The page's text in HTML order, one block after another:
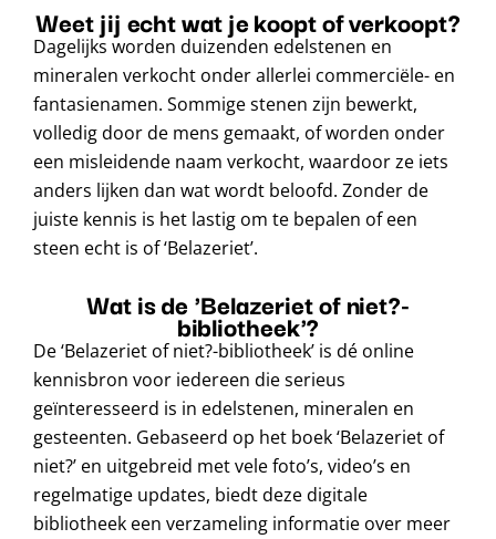
Weet jij echt wat je koopt of verkoopt?
Dagelijks worden duizenden edelstenen en
mineralen verkocht onder allerlei commerciële- en
fantasienamen. Sommige stenen zijn bewerkt,
volledig door de mens gemaakt, of worden onder
een misleidende naam verkocht, waardoor ze iets
anders lijken dan wat wordt beloofd. Zonder de
juiste kennis is het lastig om te bepalen of een
steen echt is of ‘Belazeriet’.
Wat is de 'Belazeriet of niet?-
bibliotheek'?
De ‘Belazeriet of niet?-bibliotheek’ is dé online
kennisbron voor iedereen die serieus
geïnteresseerd is in edelstenen, mineralen en
gesteenten. Gebaseerd op het boek ‘Belazeriet of
niet?’ en uitgebreid met vele foto’s, video’s en
regelmatige updates, biedt deze digitale
bibliotheek een verzameling informatie over meer